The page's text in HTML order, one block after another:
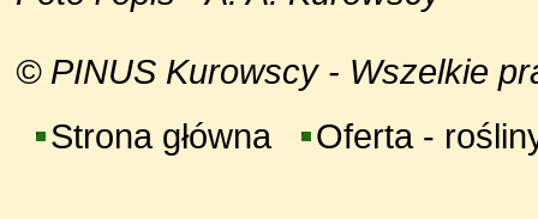
© PINUS Kurowscy - Wszelkie
Strona główna
Oferta -